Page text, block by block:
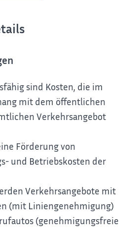
sind Kosten, die im
mit dem öffentlichen
Verkehrsangebot
Förderung von
und Betriebskosten der
Verkehrsangebote mit
(mit Liniengenehmigung)
(genehmigungsfreie